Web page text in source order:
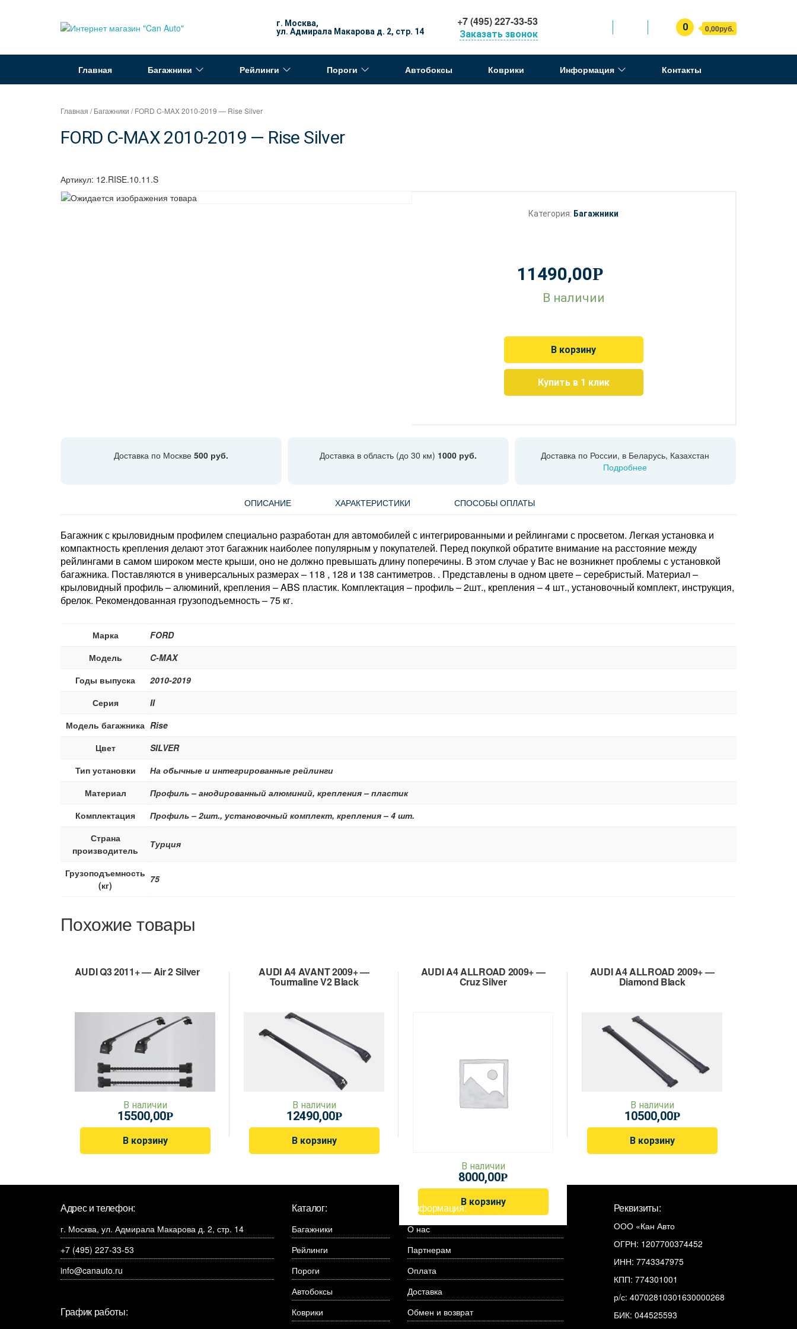
магазин
"Can
Auto"
г. Москва,
ул. Адмирала Макарова д. 2, стр. 14
+7 (495) 227-33-53
Заказать звонок
0 0,00руб.
Главная Багажники Рейлинги Пороги Автобоксы Коврики Информация Контакты
Главная /Багажники / FORD C-MAX 2010-2019 — Rise Silver
FORD C-MAX 2010-2019 — Rise Silver
Артикул: 12.RISE.10.11.S
Категория: Багажники
11490,00Р
В наличии
В корзину
Купить в 1 клик
Доставка по Москве 500 руб. Доставка в область (до 30 км) 1000 руб.
Доставка по России, в Беларусь, Казахстан
Подробнее
ОПИСАНИЕ ХАРАКТЕРИСТИКИ СПОСОБЫ ОПЛАТЫ
Багажник с крыловидным профилем специально разработан для автомобилей с интегрированными и рейлингами с просветом. Легкая установка и
компактность крепления делают этот багажник наиболее популярным у покупателей. Перед покупкой обратите внимание на расстояние между
рейлингами в самом широком месте крыши, оно не должно превышать длину поперечины. В этом случае у Вас не возникнет проблемы с установкой
багажника. Поставляются в универсальных размерах – 118 , 128 и 138 сантиметров. . Представлены в одном цвете – серебристый. Материал –
крыловидный профиль – алюминий, крепления – ABS пластик. Комплектация – профиль – 2шт., крепления – 4 шт., установочный комплект, инструкция,
брелок. Рекомендованная грузоподъемность – 75 кг.
Марка
FORD
Модель
C-MAX
Годы выпуска
2010-2019
Серия
II
Модель багажника Rise
Цвет
SILVER
Тип установки
На обычные и интегрированные рейлинги
Материал
Профиль – анодированный алюминий, крепления – пластик
Комплектация
Профиль – 2шт., установочный комплект, крепления – 4 шт.
Страна
производитель
Турция
Грузоподъемность
(кг)
75
Похожие товары
AUDI Q3 2011+ — Air 2 Silver
В наличии
15500,00Р
В корзину
AUDI A4 AVANT 2009+ —
Tourmaline V2 Black
В наличии
12490,00Р
В корзину
AUDI A4 ALLROAD 2009+ —
Cruz Silver
В наличии
8000,00Р
В корзину
AUDI A4 ALLROAD 2009+ —
Diamond Black
В наличии
10500,00Р
В корзину
Адрес и телефон:
г. Москва, ул. Адмирала Макарова д. 2, стр. 14
+7 (495) 227-33-53
info@canauto.ru
График работы:
Каталог:
Багажники
Рейлинги
Пороги
Автобоксы
Коврики
Информация:
О нас
Партнерам
Оплата
Доставка
Обмен и возврат
Реквизиты:
ООО «Кан Авто
ОГРН: 1207700374452
ИНН: 7743347975
КПП: 774301001
р/с: 40702810301630000268
БИК: 044525593